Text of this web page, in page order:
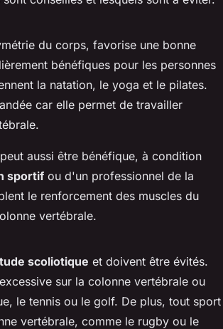
du corps, favorise une bonne
bénéfiques pour les personnes
la natation, le yoga et le pilates.
car elle permet de travailler
aussi être bénéfique, à condition
sportif ou d'un professionnel de la
le renforcement des muscles du
vertébrale.
scoliotique et doivent être évités.
sur la colonne vertébrale ou
le tennis ou le golf. De plus, tout sport
vertébrale, comme le rugby ou le